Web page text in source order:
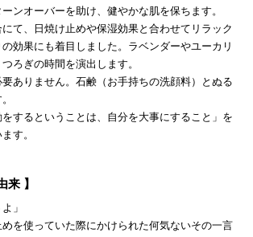
ンオーバーを助け、健やかな肌を保ちます。
て、日焼け止めや保湿効果と合わせてリラック
効果にも着目しました。ラベンダーやユーカリ
ろぎの時間を演出します。
ありません。石鹸（お手持ちの洗顔料）とぬる
をするということは、自分を大事にすること」を
す。
来 】
」
を使っていた際にかけられた何気ないその一言